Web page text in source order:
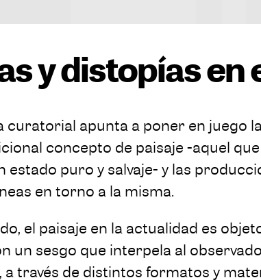
y distopías
curatorial apunta a poner en juego
concepto de paisaje -aquel
estado puro y salvaje- y las
en torno a la misma.
el paisaje en la actualidad es
un sesgo que interpela al
a través de distintos formatos y